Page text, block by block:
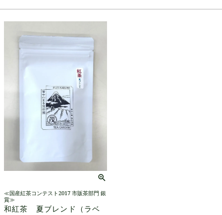
≪国産紅茶コンテスト2017 市販茶部門 銀
賞≫
和紅茶 夏ブレンド（ラベ